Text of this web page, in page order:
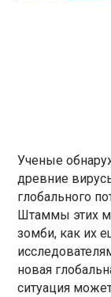
Ученые
древние
глобального
Штаммы этих
зомби, как их
новая
ситуация